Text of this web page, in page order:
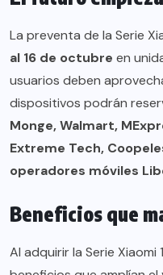
La preventa de la Serie
al 16 de octubre en
usuarios deben
dispositivos podrán
Monge, Walmart,
Extreme Tech,
operadores móviles
Beneficios que
Al adquirir la Serie Xiaomi